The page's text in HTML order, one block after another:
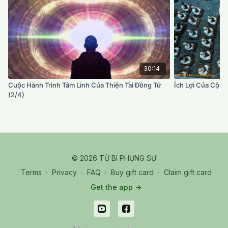
30:14
Cuộc Hành Trình Tâm Linh Của Thiện Tài Đồng Tử
(2/4)
Ích Lợi Của
© 2026 TỪ BI PHỤNG SỰ
Terms ∙ Privacy ∙ FAQ ∙ Buy gift card ∙ Claim gift card
Get the app ->